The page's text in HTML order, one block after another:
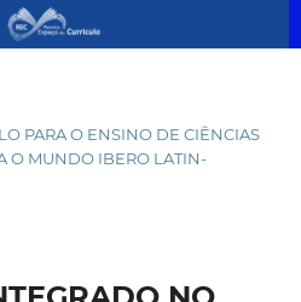
PARA O ENSINO DE CIÊNCIAS
O MUNDO IBERO LATIN-